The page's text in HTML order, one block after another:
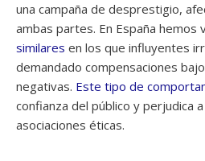
una campaña de desprestigio,
ambas partes. En España hemos
similares en los que influyentes
demandado compensaciones
negativas. Este tipo de
confianza del público y perjudica
asociaciones éticas.